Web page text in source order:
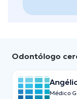
Odontólogo
Médico